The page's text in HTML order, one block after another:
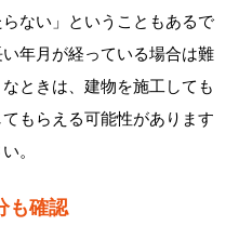
ない」ということもあるで
年月が経っている場合は難
ときは、建物を施工しても
もらえる可能性があります
。
も確認